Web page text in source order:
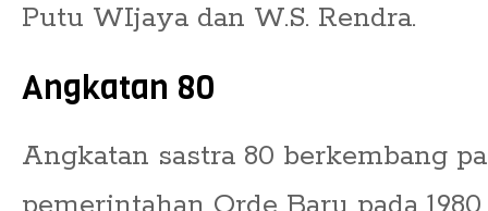
Putu WIjaya dan W.S. Rendra.
Angkatan 80
Angkatan sastra 80 berkembang